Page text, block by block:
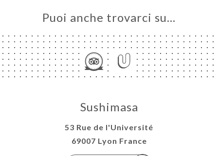
Puoi anche trovarci su…
Sushimasa
53 Rue de l'Université
69007 Lyon France